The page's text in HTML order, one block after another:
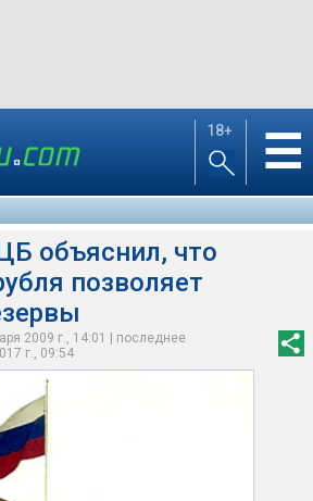
18+ ☰
объяснил, что
позволяет
2009 г., 14:01 | последнее
г., 09:54